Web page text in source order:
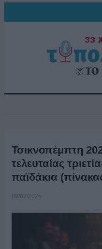
Τσικνοπέμπτη
τελευταίας
παϊδάκια
09/02/2026